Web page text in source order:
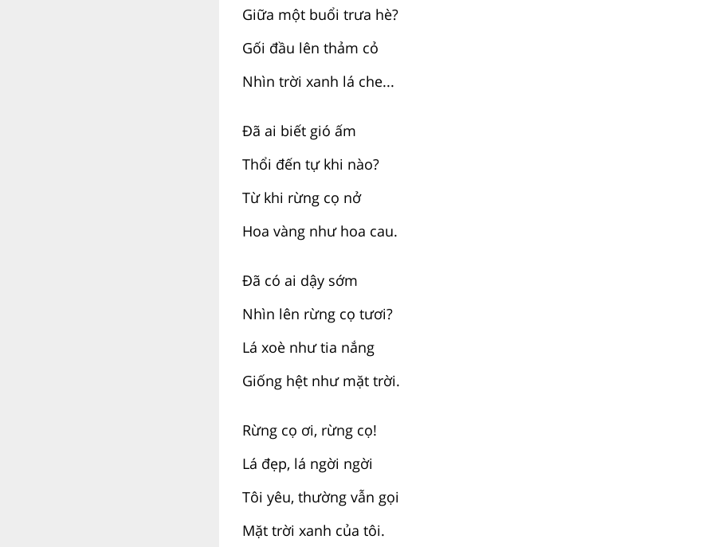
Giữa một buổi trưa hè?
Gối đầu lên thảm cỏ
Nhìn trời xanh lá che...
Đã ai biết gió ấm
Thổi đến tự khi nào?
Từ khi rừng cọ nở
Hoa vàng như hoa cau.
Đã có ai dậy sớm
Nhìn lên rừng cọ tươi?
Lá xoè như tia nắng
Giống hệt như mặt trời.
Rừng cọ ơi, rừng cọ!
Lá đẹp, lá ngời ngời
Tôi yêu, thường vẫn gọi
Mặt trời xanh của tôi.